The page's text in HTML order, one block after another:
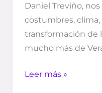
Daniel Treviño,
costumbres, clima,
transformación de
mucho más de
Leer más »